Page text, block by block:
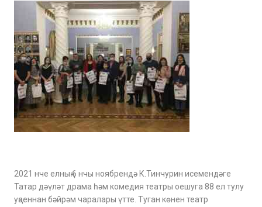
2021 нче елның 6 нчы ноябрендә К.Тинчурин исемендәге
Татар дәүләт драма һәм комедия театры оешуга 88 ел тулу
уңаеннан бәйрәм чаралары үтте. Туган көнен театр